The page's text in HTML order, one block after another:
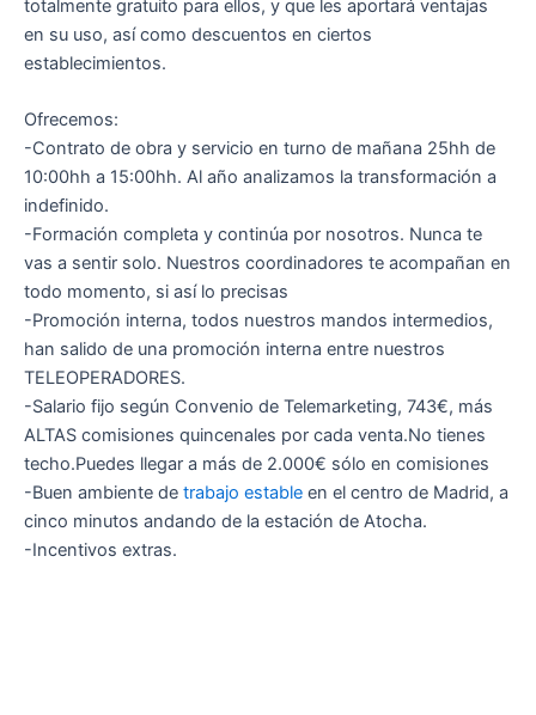
totalmente gratuito para ellos, y que les aportará ventajas
en su uso, así como descuentos en ciertos
establecimientos.
Ofrecemos:
-Contrato de obra y servicio en turno de mañana 25hh de
10:00hh a 15:00hh. Al año analizamos la transformación a
indefinido.
-Formación completa y continúa por nosotros. Nunca te
vas a sentir solo. Nuestros coordinadores te acompañan en
todo momento, si así lo precisas
-Promoción interna, todos nuestros mandos intermedios,
han salido de una promoción interna entre nuestros
TELEOPERADORES.
-Salario fijo según Convenio de Telemarketing, 743€, más
ALTAS comisiones quincenales por cada venta.No tienes
techo.Puedes llegar a más de 2.000€ sólo en comisiones
-Buen ambiente de trabajo estable en el centro de Madrid, a
cinco minutos andando de la estación de Atocha.
-Incentivos extras.